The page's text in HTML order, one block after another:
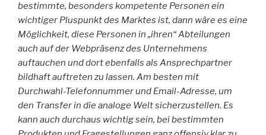
bestimmte, besonders kompetente Personen ein
wichtiger Pluspunkt des Marktes ist, dann wäre es eine
Möglichkeit, diese Personen in „ihren“ Abteilungen
auch auf der Webpräsenz des Unternehmens
auftauchen und dort ebenfalls als Ansprechpartner
bildhaft auftreten zu lassen. Am besten mit
Durchwahl-Telefonnummer und Email-Adresse, um
den Transfer in die analoge Welt sicherzustellen. Es
kann auch durchaus wichtig sein, bei bestimmten